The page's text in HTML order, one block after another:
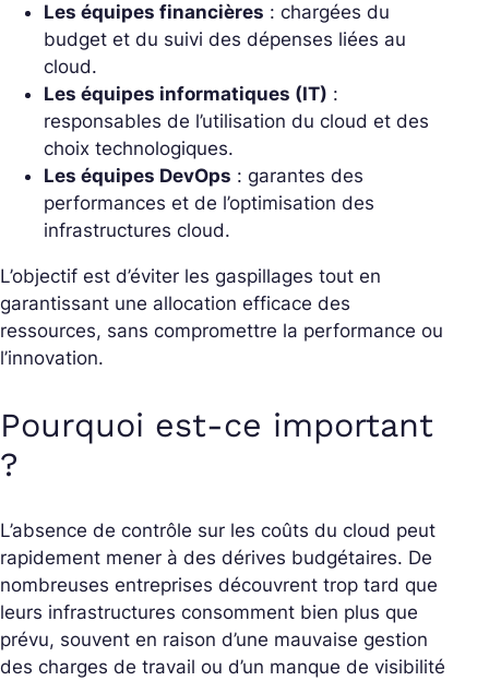
Les équipes financières : chargées du
budget et du suivi des dépenses liées au
cloud.
Les équipes informatiques (IT) :
responsables de l’utilisation du cloud et des
choix technologiques.
Les équipes DevOps : garantes des
performances et de l’optimisation des
infrastructures cloud.
L’objectif est d’éviter les gaspillages tout en
garantissant une allocation efficace des
ressources, sans compromettre la performance ou
l’innovation.
Pourquoi est-ce important
?
L’absence de contrôle sur les coûts du cloud peut
rapidement mener à des dérives budgétaires. De
nombreuses entreprises découvrent trop tard que
leurs infrastructures consomment bien plus que
prévu, souvent en raison d’une mauvaise gestion
des charges de travail ou d’un manque de visibilité